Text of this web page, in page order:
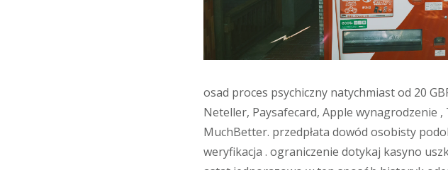
osad proces psychiczny natychmiast od 20
Neteller, Paysafecard, Apple wynagrodzenie
MuchBetter. przedpłata dowód osobisty
weryfikacja . ograniczenie dotykaj kasyno